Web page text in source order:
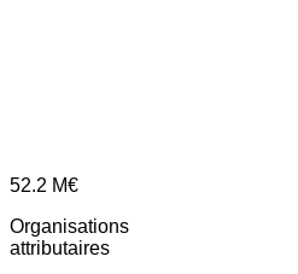
52.2 M€
Organisations
attributaires